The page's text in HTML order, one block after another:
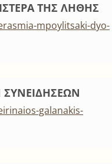
ΤΗΣ ΛΗΘΗΣ
mpoylitsaki-dyo-
ΣΥΝΕΙΔΗΣΕΩΝ
galanakis-